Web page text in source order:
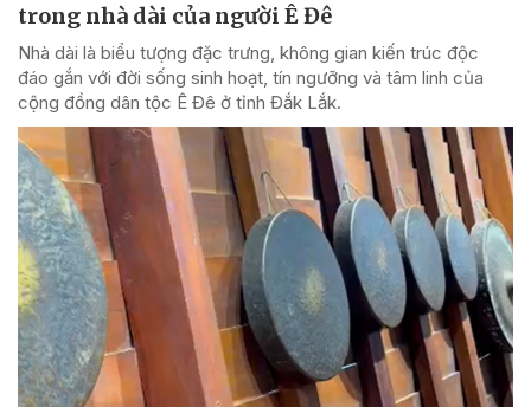
trong nhà dài của người Ê Đê
Nhà dài là biểu tượng đặc trưng, không gian kiến trúc độc
đáo gắn với đời sống sinh hoạt, tín ngưỡng và tâm linh của
cộng đồng dân tộc Ê Đê ở tỉnh Đắk Lắk.